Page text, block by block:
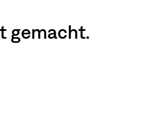
gemacht.